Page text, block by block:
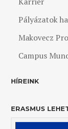
Pályázatok
Makovecz
Campus
HÍREINK
ERASMUS